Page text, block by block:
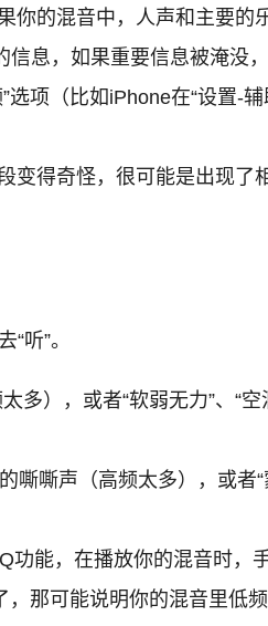
的混音中，人声和主要的
息，如果重要信息被淹没，
选项（比如iPhone在“设置-
得奇怪，很可能是出现了
听”。
多），或者“软弱无力”、“
嘶嘶声（高频太多），或者
能，在播放你的混音时，
那可能说明你的混音里低